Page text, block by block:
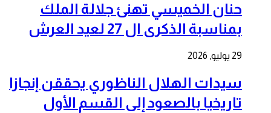
حنان الخميسي تهنئ جلالة الملك
بمناسبة الذكرى ال 27 لعيد العرش
29 يوليو, 2026
سيدات الهلال الناظوري يحققن إنجازا
تاريخيا بالصعود إلى القسم الأول